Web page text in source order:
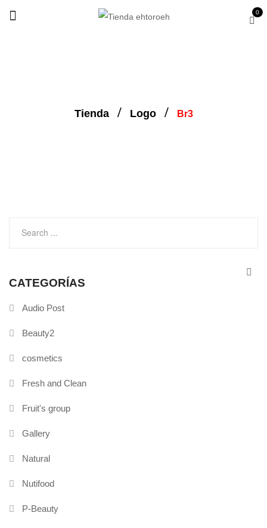
0
Tienda Logo Br3
CATEGORÍAS
Audio Post
Beauty2
cosmetics
Fresh and Clean
Fruit's group
Gallery
Natural
Nutifood
P-Beauty